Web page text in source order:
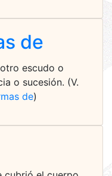
de
escudo o
o sucesión. (V.
de)